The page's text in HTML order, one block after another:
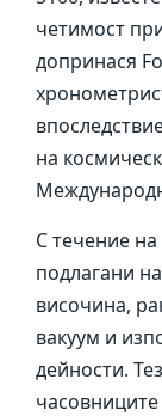
четимост
допринася
на
С течение
подлагани
височина,
вакуум и
дейности.